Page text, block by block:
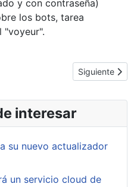
y con contraseña)
los bots, tarea
"voyeur".
ley propone el uso de
Artículo
Siguiente
interesar
su nuevo actualizador
un servicio cloud de